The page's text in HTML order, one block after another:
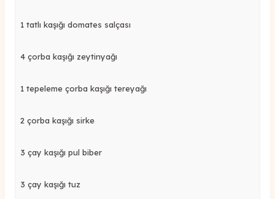
1 tatlı kaşığı domates salçası
4 çorba kaşığı zeytinyağı
1 tepeleme çorba kaşığı tereyağı
2 çorba kaşığı sirke
3 çay kaşığı pul biber
3 çay kaşığı tuz